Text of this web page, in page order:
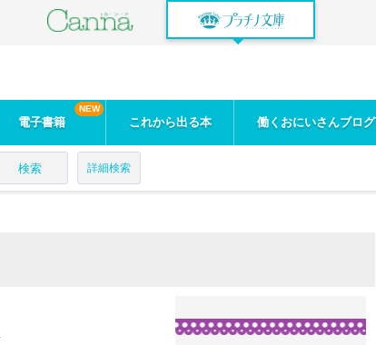
検索 詳細検索
電子書籍 これから出る本 働くおにいさんブログ